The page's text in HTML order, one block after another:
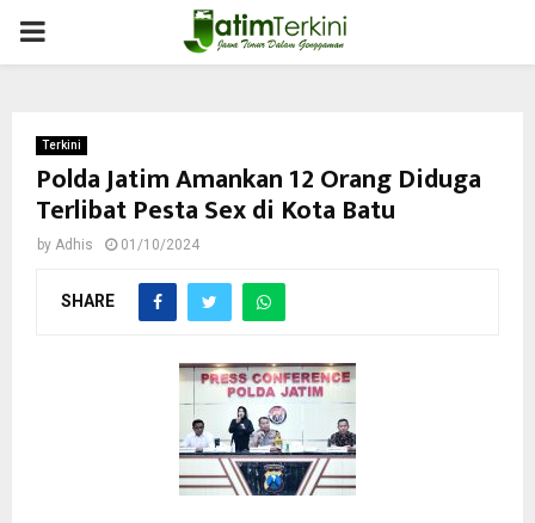
PRIMARY
Terkini
Polda Jatim Amankan 12 Orang Diduga
Terlibat Pesta Sex di Kota Batu
by Adhis 01/10/2024
SHARE